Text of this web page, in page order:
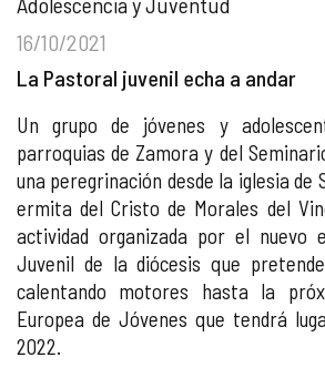
16/10/2021
La Pastoral juvenil echa a andar
Un grupo de jóvenes y
parroquias de Zamora y del
una peregrinación desde la iglesia de
ermita del Cristo de Morales del
actividad organizada por el nuevo
Juvenil de la diócesis que
calentando motores hasta la
Europea de Jóvenes que tendrá
2022.